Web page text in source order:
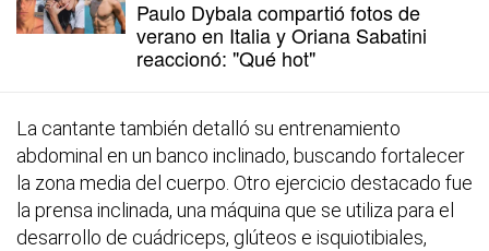
Paulo Dybala compartió fotos de
verano en Italia y Oriana Sabatini
reaccionó: "Qué hot"
La cantante también detalló su entrenamiento
abdominal en un banco inclinado, buscando fortalecer
la zona media del cuerpo. Otro ejercicio destacado fue
la prensa inclinada, una máquina que se utiliza para el
desarrollo de cuádriceps, glúteos e isquiotibiales,